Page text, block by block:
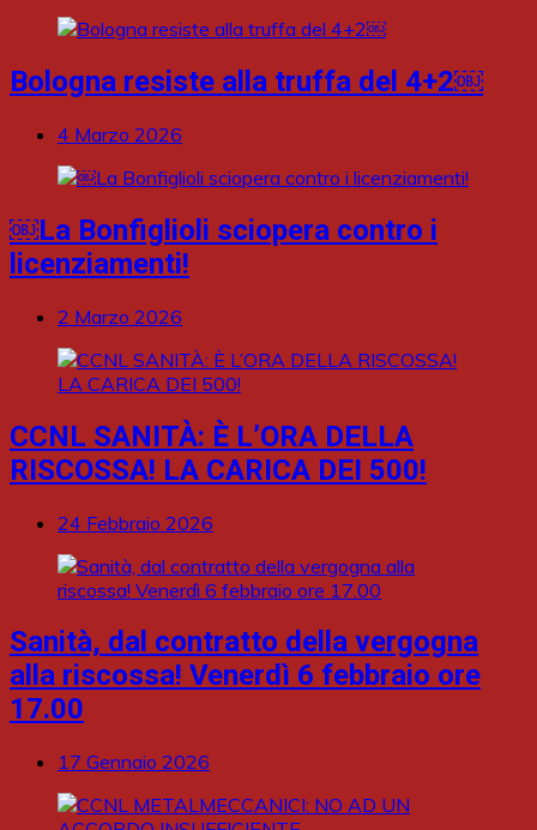
Bologna resiste alla truffa del 4+2￼
4 Marzo 2026
￼La Bonfiglioli sciopera contro i
licenziamenti!
2 Marzo 2026
CCNL SANITÀ: È L’ORA DELLA
RISCOSSA! LA CARICA DEI 500!
24 Febbraio 2026
Sanità, dal contratto della vergogna
alla riscossa! Venerdì 6 febbraio ore
17.00
17 Gennaio 2026